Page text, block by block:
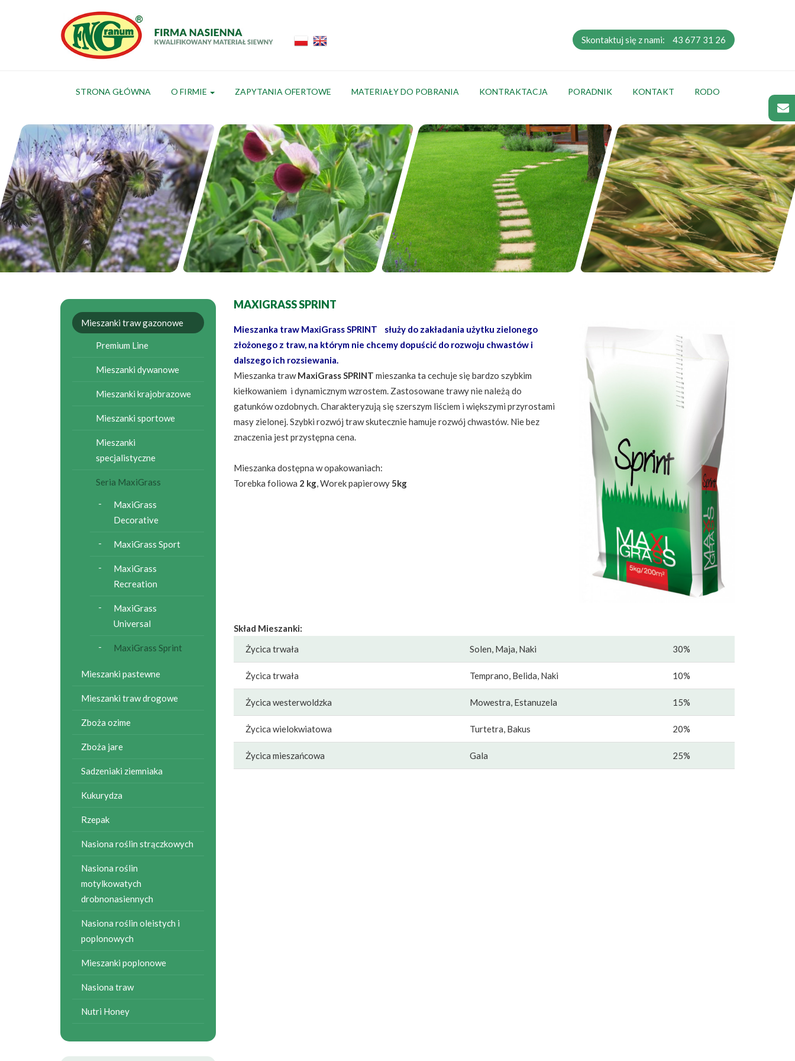
Skontaktuj się z nami: 43 677 31 26
STRONA GŁÓWNA O FIRMIE ZAPYTANIA OFERTOWE MATERIAŁY DO POBRANIA KONTRAKTACJA PORADNIK KONTAKT RODO
Mieszanki traw gazonowe
Premium Line
Mieszanki dywanowe
Mieszanki krajobrazowe
Mieszanki sportowe
Mieszanki
specjalistyczne
Seria MaxiGrass
MaxiGrass
Decorative
MaxiGrass Sport
MaxiGrass
Recreation
MaxiGrass
Universal
MaxiGrass Sprint
Mieszanki pastewne
Mieszanki traw drogowe
Zboża ozime
Zboża jare
Sadzeniaki ziemniaka
Kukurydza
Rzepak
Nasiona roślin strączkowych
Nasiona roślin
motylkowatych
drobnonasiennych
Nasiona roślin oleistych i
poplonowych
Mieszanki poplonowe
Nasiona traw
Nutri Honey
MAXIGRASS SPRINT
Mieszanka traw MaxiGrass SPRINT służy do zakładania użytku zielonego
złożonego z traw, na którym nie chcemy dopuścić do rozwoju chwastów i
dalszego ich rozsiewania.
Mieszanka trawMaxiGrass SPRINT mieszanka ta cechuje się bardzo szybkim
kiełkowaniem i dynamicznym wzrostem. Zastosowane trawy nie należą do
gatunków ozdobnych. Charakteryzują się szerszym liściem i większymi przyrostami
masy zielonej. Szybki rozwój traw skutecznie hamuje rozwój chwastów. Nie bez
znaczenia jest przystępna cena.
Mieszanka dostępna w opakowaniach:
Torebka foliowa 2 kg, Worek papierowy5kg
Skład Mieszanki:
Życica trwała
Solen, Maja, Naki 30%
Życica trwała Temprano, Belida, Naki 10%
Życica westerwoldzka Mowestra, Estanuzela 15%
Życica wielokwiatowa Turtetra, Bakus 20%
Życica mieszańcowa Gala 25%